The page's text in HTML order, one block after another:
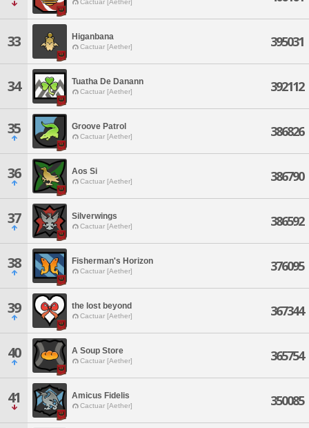
Cactuar [Aether]
33 Higanbana
Cactuar [Aether] 395031
34 Tuatha De Danann
Cactuar [Aether] 392112
35 Groove Patrol
Cactuar [Aether] 386826
36 Aos Si
Cactuar [Aether] 386790
37 Silverwings
Cactuar [Aether] 386592
38 Fisherman's Horizon
Cactuar [Aether] 376095
39 the lost beyond
Cactuar [Aether] 367344
40 A Soup Store
Cactuar [Aether] 365754
41 Amicus Fidelis
Cactuar [Aether] 350085